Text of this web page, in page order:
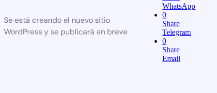
Se está creando el nuevo sitio
WordPress y se publicará en breve
WhatsApp
0
Share
Telegram
0
Share
Email